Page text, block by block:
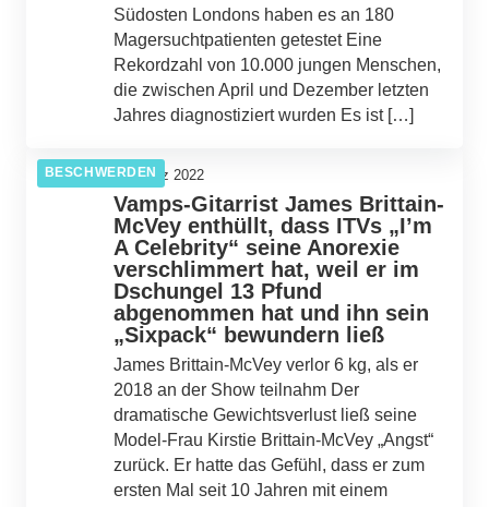
Südosten Londons haben es an 180
Magersuchtpatienten getestet Eine
Rekordzahl von 10.000 jungen Menschen,
die zwischen April und Dezember letzten
Jahres diagnostiziert wurden Es ist […]
BESCHWERDEN08. März 2022
Vamps-Gitarrist James Brittain-
McVey enthüllt, dass ITVs „I’m
A Celebrity“ seine Anorexie
verschlimmert hat, weil er im
Dschungel 13 Pfund
abgenommen hat und ihn sein
„Sixpack“ bewundern ließ
James Brittain-McVey verlor 6 kg, als er
2018 an der Show teilnahm Der
dramatische Gewichtsverlust ließ seine
Model-Frau Kirstie Brittain-McVey „Angst“
zurück. Er hatte das Gefühl, dass er zum
ersten Mal seit 10 Jahren mit einem